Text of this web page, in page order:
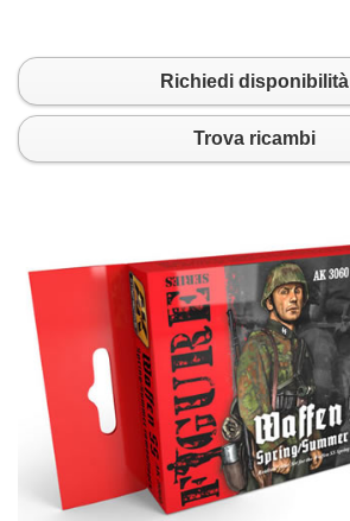
Richiedi disponibilità
Trova ricambi